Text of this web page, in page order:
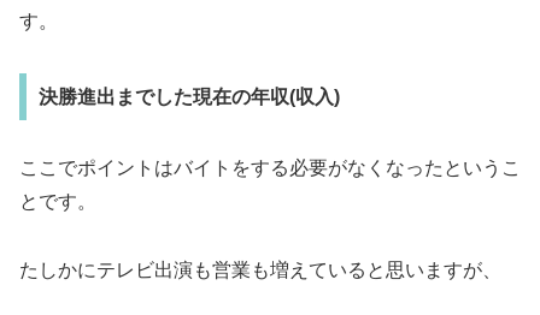
す。
決勝進出までした現在の年収(収入)
ここでポイントはバイトをする必要がなくなったというこ
とです。
たしかにテレビ出演も営業も増えていると思いますが、